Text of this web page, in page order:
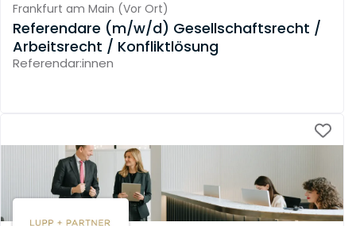
Frankfurt am Main (Vor Ort)
Referendare (m/w/d) Gesellschaftsrecht /
Arbeitsrecht / Konfliktlösung
Referendar:innen